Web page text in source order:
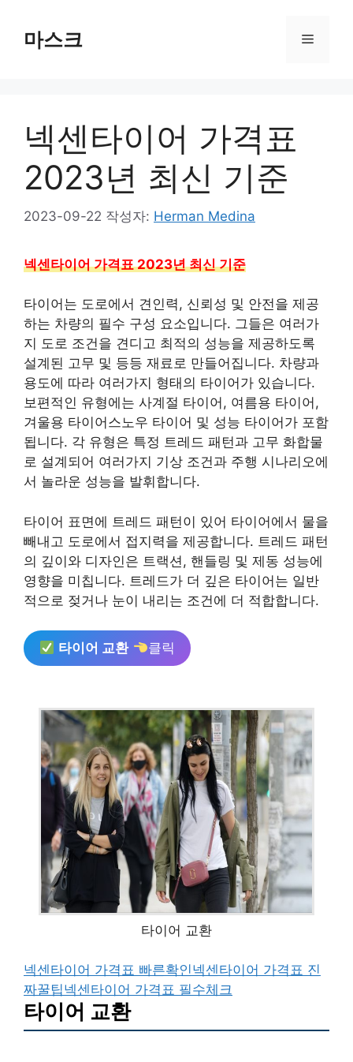
마스크 메
넥센타이어 가격표
2023년 최신 기준
2023-09-22 작성자: Herman Medina
넥센타이어 가격표 2023년 최신 기준
타이어는 도로에서 견인력, 신뢰성 및 안전을 제공
하는 차량의 필수 구성 요소입니다. 그들은 여러가
지 도로 조건을 견디고 최적의 성능을 제공하도록
설계된 고무 및 등등 재료로 만들어집니다. 차량과
용도에 따라 여러가지 형태의 타이어가 있습니다.
보편적인 유형에는 사계절 타이어, 여름용 타이어,
겨울용 타이어스노우 타이어 및 성능 타이어가 포함
됩니다. 각 유형은 특정 트레드 패턴과 고무 화합물
로 설계되어 여러가지 기상 조건과 주행 시나리오에
서 놀라운 성능을 발휘합니다.
타이어 표면에 트레드 패턴이 있어 타이어에서 물을
빼내고 도로에서 접지력을 제공합니다. 트레드 패턴
의 깊이와 디자인은 트랙션, 핸들링 및 제동 성능에
영향을 미칩니다. 트레드가 더 깊은 타이어는 일반
적으로 젖거나 눈이 내리는 조건에 더 적합합니다.
타이어 교환 클릭
타이어 교환
넥센타이어 가격표 빠른확인넥센타이어 가격표 진
짜꿀팁넥센타이어 가격표 필수체크
타이어 교환